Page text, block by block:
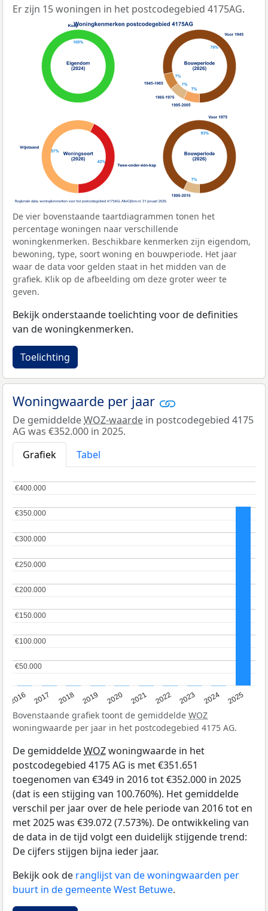
Er zijn 15 woningen in het postcodegebied 4175AG.
De vier bovenstaande taartdiagrammen tonen het
percentage woningen naar verschillende
woningkenmerken. Beschikbare kenmerken zijn eigendom,
bewoning, type, soort woning en bouwperiode. Het jaar
waar de data voor gelden staat in het midden van de
grafiek. Klik op de afbeelding om deze groter weer te
geven.
Bekijk onderstaande toelichting voor de definities
van de woningkenmerken.
Toelichting
Woningwaarde per jaar
De gemiddeldeWOZ-waarde in postcodegebied 4175
AG was €352.000 in 2025.
Grafiek
Tabel
2016 2017 2018 2019 2020 2021 2022 2023 2024 2025
€50.000
€50.000
€100.000
€100.000
€150.000
€150.000
€200.000
€200.000
€250.000
€250.000
€300.000
€300.000
€350.000
€350.000
€400.000
€400.000
Bovenstaande grafiek toont de gemiddelde WOZ
woningwaarde per jaar in het postcodegebied 4175 AG.
De gemiddeldeWOZwoningwaarde in het
postcodegebied 4175 AG is met €351.651
toegenomen van €349 in 2016 tot €352.000 in 2025
(dat is een stijging van 100.760%). Het gemiddelde
verschil per jaar over de hele periode van 2016 tot en
met 2025 was €39.072 (7.573%). De ontwikkeling van
de data in de tijd volgt een duidelijk stijgende trend:
De cijfers stijgen bijna ieder jaar.
Bekijk ook de ranglijst van de woningwaarden per
buurt in de gemeente West Betuwe.